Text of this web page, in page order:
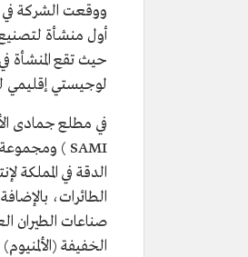
أول منشأة
حيث تقع المنشأة
لوجيستي إقليمي للتجارة
الدقة في المملكة
الطائرات،
الخفيفة